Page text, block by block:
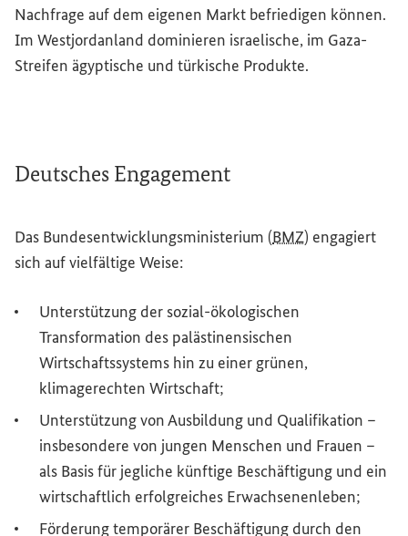
Nachfrage auf dem eigenen Markt befriedigen können.
Im Westjordanland dominieren israelische, im Gaza-
Streifen ägyptische und türkische Produkte.
Deutsches Engagement
Das Bundesentwicklungsministerium (BMZ) engagiert
sich auf vielfältige Weise:
Unterstützung der sozial-ökologischen
Transformation des palästinensischen
Wirtschaftssystems hin zu einer grünen,
klimagerechten Wirtschaft;
Unterstützung von Ausbildung und Qualifikation –
insbesondere von jungen Menschen und Frauen –
als Basis für jegliche künftige Beschäftigung und ein
wirtschaftlich erfolgreiches Erwachsenenleben;
Förderung temporärer Beschäftigung durch den